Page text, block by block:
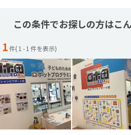
この条件でお探しの方はこ
1件(1 -1 件を表示)